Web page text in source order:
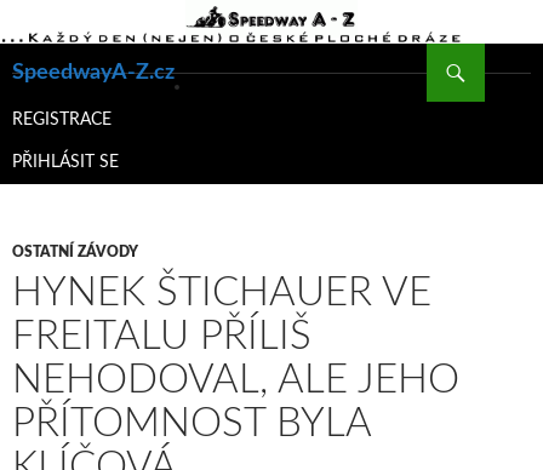
SpeedwayA-Z.cz
K
WEBU
REGISTRACE
PŘIHLÁSIT SE
OSTATNÍ ZÁVODY
HYNEK ŠTICHAUER VE
FREITALU PŘÍLIŠ
NEHODOVAL, ALE JEHO
PŘÍTOMNOST BYLA